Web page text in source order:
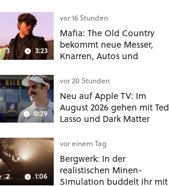
nützliches Map-Tool
3 3:23
vor 16 Stunden
Mafia: The Old Country
bekommt neue Messer,
Knarren, Autos und
hat mehr dabei als nur
Story
0:29
vor 20 Stunden
Neu auf Apple TV: Im
August 2026 gehen mit Ted
Lasso und Dark Matter
Highlights weiter
2 1:06
vor einem Tag
Bergwerk: In der
realistischen Minen-
Simulation buddelt ihr mit